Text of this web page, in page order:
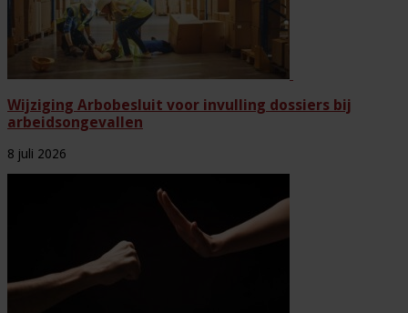
Wijziging Arbobesluit voor invulling dossiers bij
arbeidsongevallen
8 juli 2026